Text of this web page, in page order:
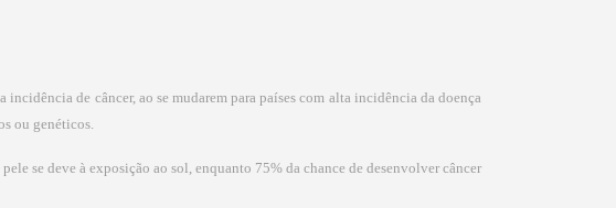
de câncer, ao se mudarem para países com alta incidência da doença
ou genéticos.
se deve à exposição ao sol, enquanto 75% da chance de desenvolver câncer